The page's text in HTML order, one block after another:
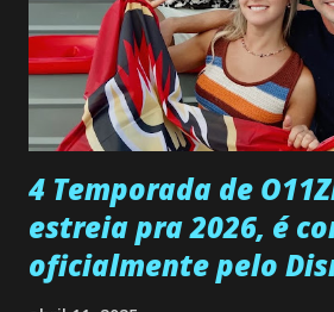
Rogerio consegue se livrar de todas
desaparecimento de Francisco,
ter sido vítima da fúria de Gabriel.
que a clínica inseminou por engano
...
4 Temporada de
estreia pra 2026, é
oficialmente pelo